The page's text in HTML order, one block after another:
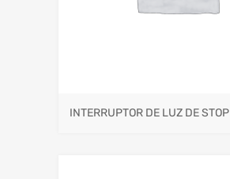
INTERRUPTOR DE LUZ DE STOP